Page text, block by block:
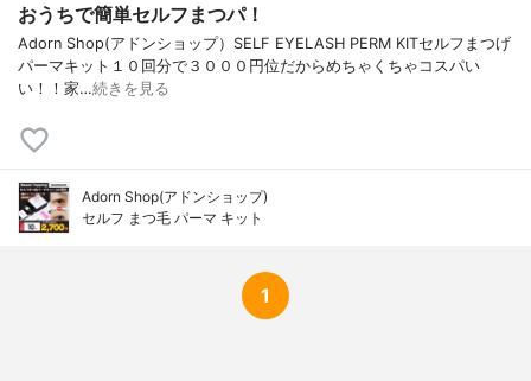
おうちで簡単セルフまつパ！
Adorn Shop(アドンショップ）SELF EYELASH PERM KITセルフまつげ
パーマキット１０回分で３０００円位だからめちゃくちゃコスパい
い！！家…続きを見る
Adorn Shop(アドンショップ)
セルフ まつ毛 パーマ キット
1